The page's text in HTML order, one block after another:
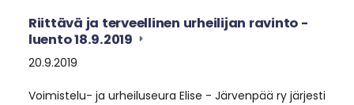
Riittävä ja terveellinen urheilijan ravinto -
luento 18.9.2019
20.9.2019
Voimistelu- ja urheiluseura Elise - Järvenpää ry järjesti